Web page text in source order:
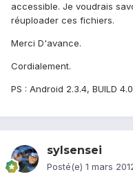
accessible. Je voudrais
réuploader ces fichiers.
Merci D'avance.
Cordialement.
PS : Android 2.3.4, BUILD
sylsensei
Posté(e) 1 mars